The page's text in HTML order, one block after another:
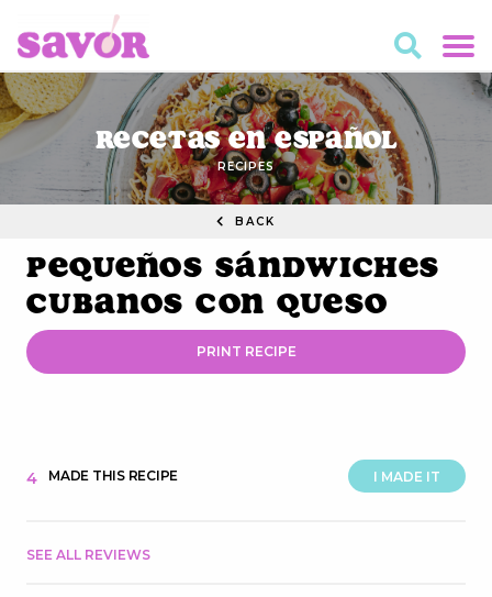
Recetas en Español
RECIPES
BACK
Pequeños Sándwiches
Cubanos con Queso
PRINT RECIPE
I MADE IT
4 MADE THIS RECIPE
SEE ALL REVIEWS